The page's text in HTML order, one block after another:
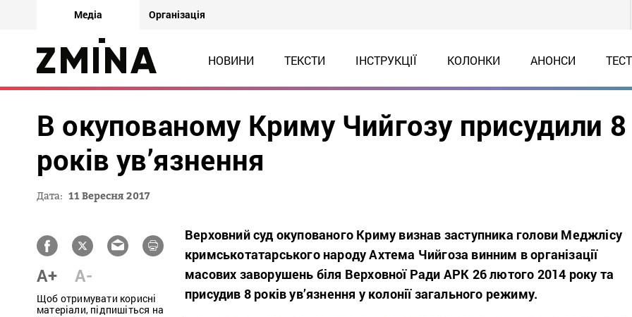
Медіа Організація
НОВИНИ ТЕКСТИ ІНСТРУКЦІЇ КОЛОНКИ АНОНСИ
В окупованому Криму Чийгозу присудили 8
років ув’язнення
Дата: 11 Вересня 2017
A+ A-
Щоб отримувати корисні
матеріали, підпишіться на
Верховний суд окупованого Криму визнав заступника голови Меджлісу
кримськотатарського народу Ахтема Чийгоза винним в організації
масових заворушень біля Верховної Ради АРК 26 лютого 2014 року та
присудив 8 років ув’язнення у колонії загального режиму.